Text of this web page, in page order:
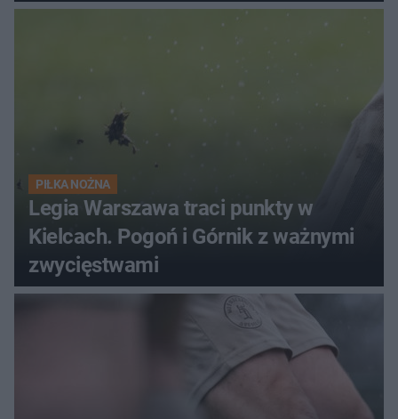
PIŁKA NOŻNA
Legia Warszawa traci punkty w
Kielcach. Pogoń i Górnik z ważnymi
zwycięstwami